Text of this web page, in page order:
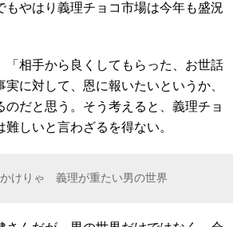
もやはり義理チョコ市場は今年も盛況
相手から良くしてもらった、お世話
に対して、恩に報いたいというか、
のだと思う。そう考えると、義理チョ
しいと言わざるを得ない。
けりゃ 義理が重たい男の世界